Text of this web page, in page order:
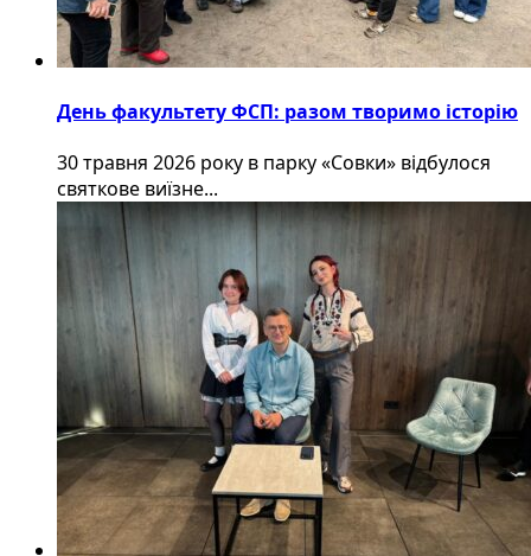
День факультету ФСП: разом творимо історію
30 травня 2026 року в парку «Совки» відбулося
святкове виїзне...